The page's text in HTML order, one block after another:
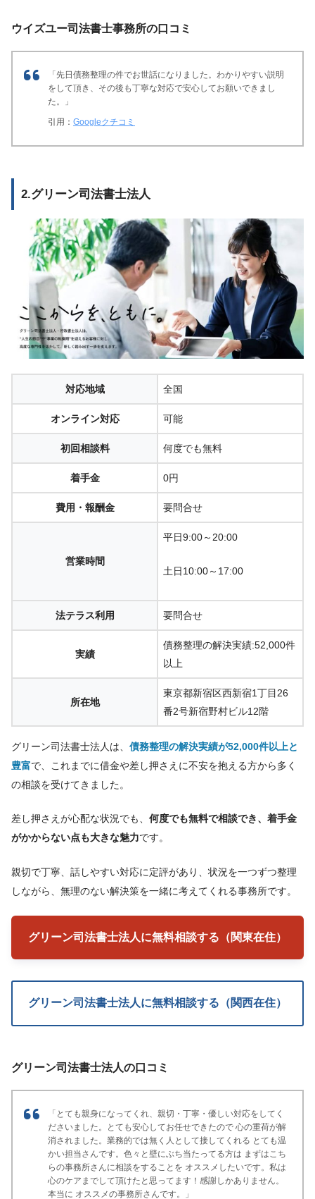
ウイズユー司法書士事務所の口コミ
「先日債務整理の件でお世話になりました。 わかりやすい説明
をして頂き、その後も丁寧な対応で安心してお願いできまし
た。」
引用： Googleクチコミ
2.グリーン司法書士法人
対応地域 全国
オンライン対応 可能
初回相談料 何度でも無料
着手金 0円
費用・報酬金 要問合せ
営業時間
平日9:00～20:00
土日10:00～17:00
法テラス利用 要問合せ
実績
債務整理の解決実績:52,000件
以上
所在地
東京都新宿区西新宿1丁目26
番2号新宿野村ビル12階
グリーン司法書士法人は、 債務整理の解決実績が52,000件以上と
豊富で、これまでに借金や差し押さえに不安を抱える方から多く
の相談を受けてきました。
差し押さえが心配な状況でも、 何度でも無料で相談でき、着手金
がかからない点も大きな魅力です。
親切で丁寧、話しやすい対応に定評があり、状況を一つずつ整理
しながら、無理のない解決策を一緒に考えてくれる事務所です。
グリーン司法書士法人に無料相談する（関東在住）
グリーン司法書士法人に無料相談する（関西在住）
グリーン司法書士法人の口コミ
「とても親身になってくれ、親切・丁寧・優しい対応をしてく
ださいました。
とても安心してお任せできたので 心の重荷が解
消されました。 業務的では無く人として接してくれる とても温
かい担当さんです。 色々と壁にぶち当たってる方は まずはこち
らの事務所さんに相談をすることを オススメしたいです。 私は
心のケアまでして頂けたと思ってます！ 感謝しかありません。
本当に オススメの事務所さんです。」